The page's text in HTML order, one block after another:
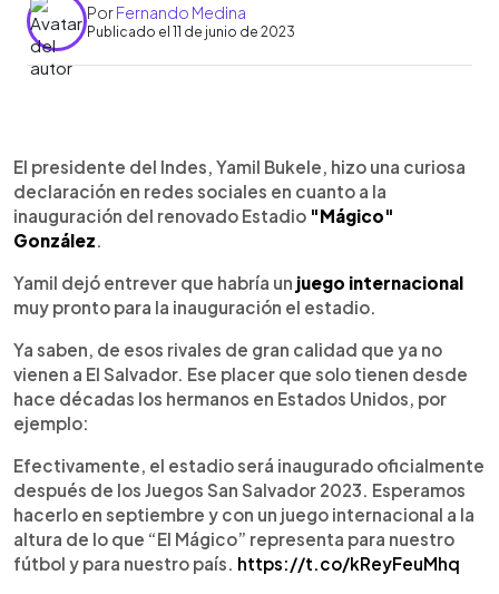
PorFernando Medina
Publicado el 11 de junio de 2023
► Escuchar artículo
El presidente del Indes, Yamil Bukele, hizo una curiosa
declaración en redes sociales en cuanto a la
inauguración del renovado Estadio "Mágico"
González.
Yamil dejó entrever que habría un juego internacional
muy pronto para la inauguración el estadio.
Ya saben, de esos rivales de gran calidad que ya no
vienen a El Salvador. Ese placer que solo tienen desde
hace décadas los hermanos en Estados Unidos, por
ejemplo:
Efectivamente, el estadio será inaugurado oficialmente
después de los Juegos San Salvador 2023. Esperamos
hacerlo en septiembre y con un juego internacional a la
altura de lo que “El Mágico” representa para nuestro
fútbol y para nuestro país. https://t.co/kReyFeuMhq